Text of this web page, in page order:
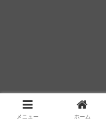
「君たちはどう生
フレコ台本や絵コ
メニュー ホーム